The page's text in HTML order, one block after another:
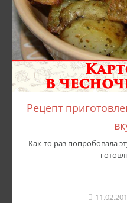
Рецепт
Как-то раз попробовала